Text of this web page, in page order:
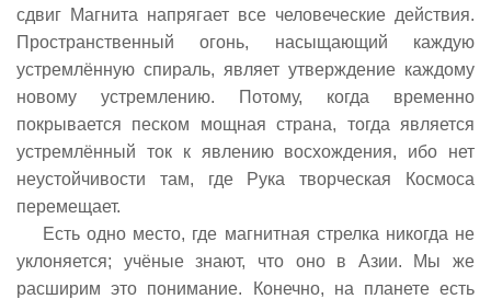
сдвиг Магнита напрягает все человеческие действия.
Пространственный огонь, насыщающий каждую
устремлённую спираль, являет утверждение каждому
новому устремлению. Потому, когда временно
покрывается песком мощная страна, тогда является
устремлённый ток к явлению восхождения, ибо нет
неустойчивости там, где Рука творческая Космоса
перемещает.
Есть одно место, где магнитная стрелка никогда не
уклоняется; учёные знают, что оно в Азии. Мы же
расширим это понимание. Конечно, на планете есть